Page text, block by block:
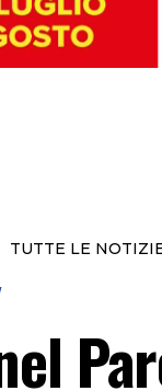
TUTTE LE